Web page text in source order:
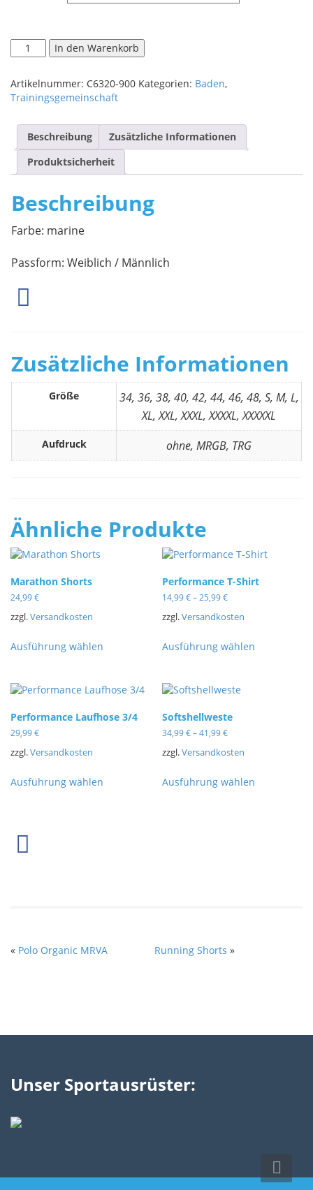
In den Warenkorb
Artikelnummer: C6320-900 Kategorien: Baden,
Trainingsgemeinschaft
Beschreibung
Zusätzliche Informationen
Produktsicherheit
Beschreibung
Farbe: marine
Passform: Weiblich / Männlich
Zusätzliche Informationen
Größe
34, 36, 38, 40, 42, 44, 46, 48, S, M, L,
XL, XXL, XXXL, XXXXL, XXXXXL
Aufdruck ohne, MRGB, TRG
Ähnliche Produkte
Marathon Shorts
24,99€
zzgl.Versandkosten
Ausführung wählen
Performance T-Shirt
14,99€–25,99€
zzgl.Versandkosten
Ausführung wählen
Performance Laufhose 3/4
29,99€
zzgl.Versandkosten
Ausführung wählen
Softshellweste
34,99€–41,99€
zzgl.Versandkosten
Ausführung wählen
« Polo Organic MRVA Running Shorts »
Unser Sportausrüster: